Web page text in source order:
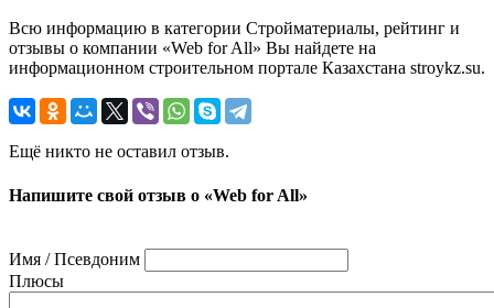
Всю информацию в категории Стройматериалы, рейтинг и
отзывы о компании «Web for All» Вы найдете на
информационном строительном портале Казахстана stroykz.su.
Ещё никто не оставил отзыв.
Напишите свой отзыв о «Web for All»
Имя / Псевдоним
Плюсы